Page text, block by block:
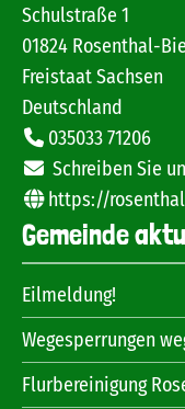
Schulstraße 1
01824 Rosenthal-
Freistaat Sachsen
Deutschland
035033 71206
Schreiben Sie
https://
Gemeinde
Eilmeldung!
Wegesperrungen
Flurbereinigung